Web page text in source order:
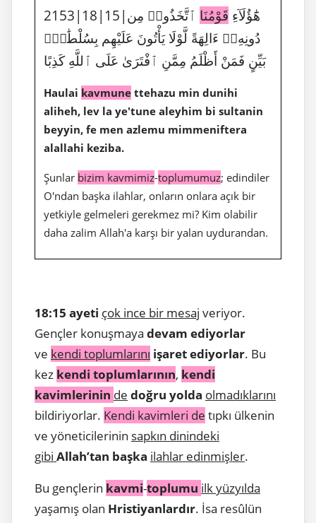
2153|18|15|هَٰٓؤُلَآءِ قَوْمُنَا ٱتَّخَذُوا۟ مِن
دُونِهِۦٓ ءَالِهَةً لَّوْلَا يَأْتُونَ عَلَيْهِم بِسُلْطَٰنٍۭ
بَيِّنٍ فَمَنْ أَظْلَمُ مِمَّنِ ٱفْتَرَىٰ عَلَى ٱللَّهِ كَذِبًا
Haulai kavmune ttehazu min dunihi
aliheh, lev la ye'tune aleyhim bi sultanin
beyyin, fe men azlemu mimmeniftera
alallahi keziba.
Şunlar bizim kavmimiz-toplumumuz; edindiler
O'ndan başka ilahlar, onların onlara açık bir
yetkiyle gelmeleri gerekmez mi? Kim olabilir
daha zalim Allah'a karşı bir yalan uydurandan.
18:15 ayeti çok ince bir mesaj veriyor.
Gençler konuşmaya devam ediyorlar
ve kendi toplumlarını işaret ediyorlar. Bu
kez kendi toplumlarının, kendi
kavimlerinin de doğru yolda olmadıklarını
bildiriyorlar. Kendi kavimleri de tıpkı ülkenin
ve yöneticilerinin sapkın dinindeki
gibi Allah’tan başka ilahlar edinmişler.
Bu gençlerin kavmi-toplumu ilk yüzyılda
yaşamış olan Hristiyanlardır. İsa resûlün